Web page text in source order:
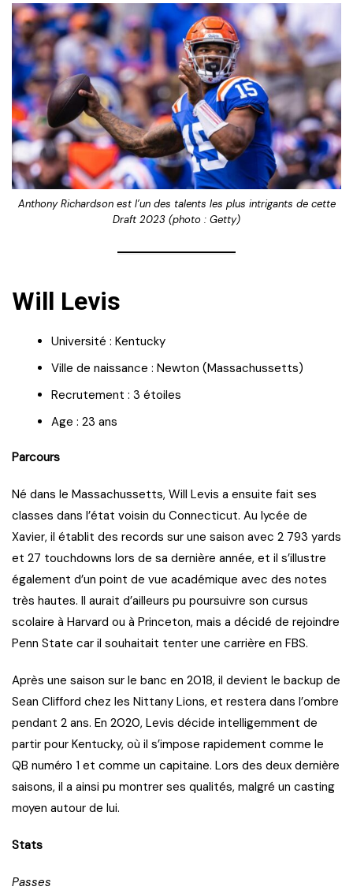
Anthony Richardson est l’un des talents les plus intrigants de cette
Draft 2023 (photo : Getty)
Will Levis
Université : Kentucky
Ville de naissance : Newton (Massachussetts)
Recrutement : 3 étoiles
Age : 23 ans
Parcours
Né dans le Massachussetts, Will Levis a ensuite fait ses
classes dans l’état voisin du Connecticut. Au lycée de
Xavier, il établit des records sur une saison avec 2 793 yards
et 27 touchdowns lors de sa dernière année, et il s’illustre
également d’un point de vue académique avec des notes
très hautes. Il aurait d’ailleurs pu poursuivre son cursus
scolaire à Harvard ou à Princeton, mais a décidé de rejoindre
Penn State car il souhaitait tenter une carrière en FBS.
Après une saison sur le banc en 2018, il devient le backup de
Sean Clifford chez les Nittany Lions, et restera dans l’ombre
pendant 2 ans. En 2020, Levis décide intelligemment de
partir pour Kentucky, où il s’impose rapidement comme le
QB numéro 1 et comme un capitaine. Lors des deux dernière
saisons, il a ainsi pu montrer ses qualités, malgré un casting
moyen autour de lui.
Stats
Passes